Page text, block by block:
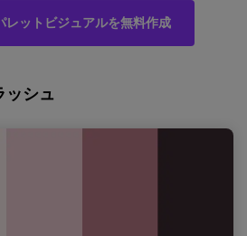
レットビジュアルを無料作成
ッシュ